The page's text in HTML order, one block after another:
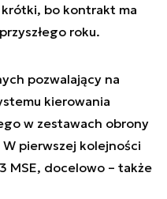
bo kontrakt ma
roku.
pozwalający na
kierowania
w zestawach obrony
pierwszej kolejności
MSE, docelowo – także